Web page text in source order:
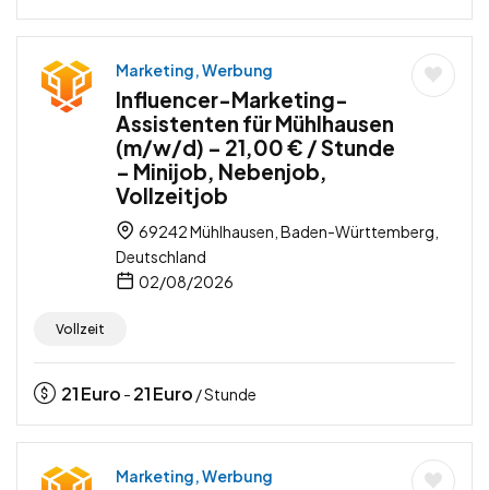
Marketing, Werbung
Influencer-Marketing-
Assistenten für Mühlhausen
(m/w/d) – 21,00 € / Stunde
– Minijob, Nebenjob,
Vollzeitjob
69242 Mühlhausen, Baden-Württemberg,
Deutschland
02/08/2026
Vollzeit
21Euro - 21Euro / Stunde
Marketing, Werbung